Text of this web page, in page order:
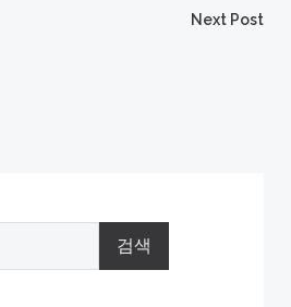
Next Post
검색